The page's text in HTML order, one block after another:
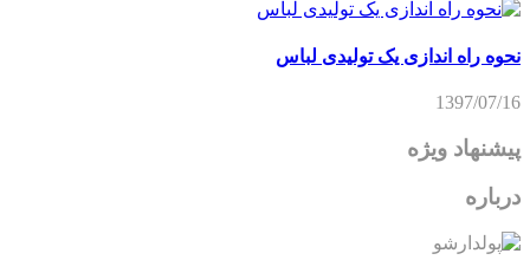
نحوه راه اندازی یک تولیدی لباس
1397/07/16
پیشنهاد ویژه
درباره